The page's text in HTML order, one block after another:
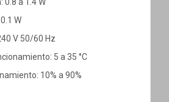
W
V 50/60 Hz
5 a 35 °C
10% a 90%